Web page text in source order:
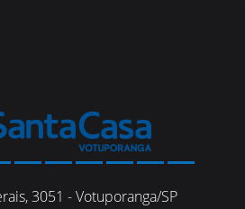
3051 - Votuporanga/SP